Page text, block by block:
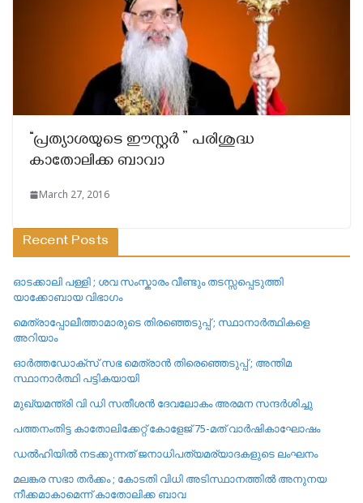
“പ്രത്യാശയുടെ ഈസ്റ്റർ ” പരിശുദ്ധ
കാതോലിക്ക ബാവാ
March 27, 2016
Recent Posts
ഓടക്കാലി പള്ളി ; ശവ സംസ്കാരം വീണ്ടും തടസ്സപ്പെടുത്തി
യാക്കോബായ വിഭാഗം
മെത്രാപ്പോലീത്താമാരുടെ തിരഞ്ഞെടുപ്പ് ; സ്ഥാനാർത്ഥികളെ
അറിയാം
ഓർത്തഡോക്സ് സഭ മെത്രാൻ തിരെഞ്ഞെടുപ്പ് ; അന്തിമ
സ്ഥാനാർത്ഥി പട്ടികയായി
മുഖ്യമന്ത്രി വി ഡി സതീശൻ ദേവലോകം അരമന സന്ദർശിച്ചു
പത്തനംതിട്ട കാതോലിക്കേറ്റ്‌ കോളേജ്‌ 75-മത് വാർഷികാഘോഷം
ഡൽഹിയിൽ നടക്കുന്നത് ജനാധിപത്യമര്യാദകളുടെ ലംഘനം
മലങ്കര സഭാ തർക്കം ; കോടതി വിധി അടിസ്ഥാനത്തിൽ അനുനയ
നീക്കമാകാമെന്ന് കാതോലിക്ക ബാവ